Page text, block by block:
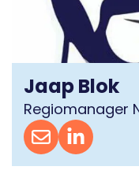
Jaap Blok
Regiomanager